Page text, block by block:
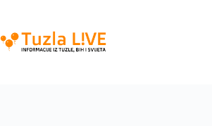
content